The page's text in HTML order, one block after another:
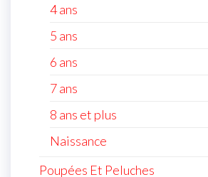
4 ans
5 ans
6 ans
7 ans
8 ans et plus
Naissance
Poupées Et Peluches